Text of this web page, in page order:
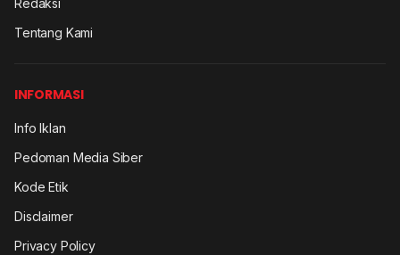
Redaksi
Tentang Kami
INFORMASI
Info Iklan
Pedoman Media Siber
Kode Etik
Disclaimer
Privacy Policy